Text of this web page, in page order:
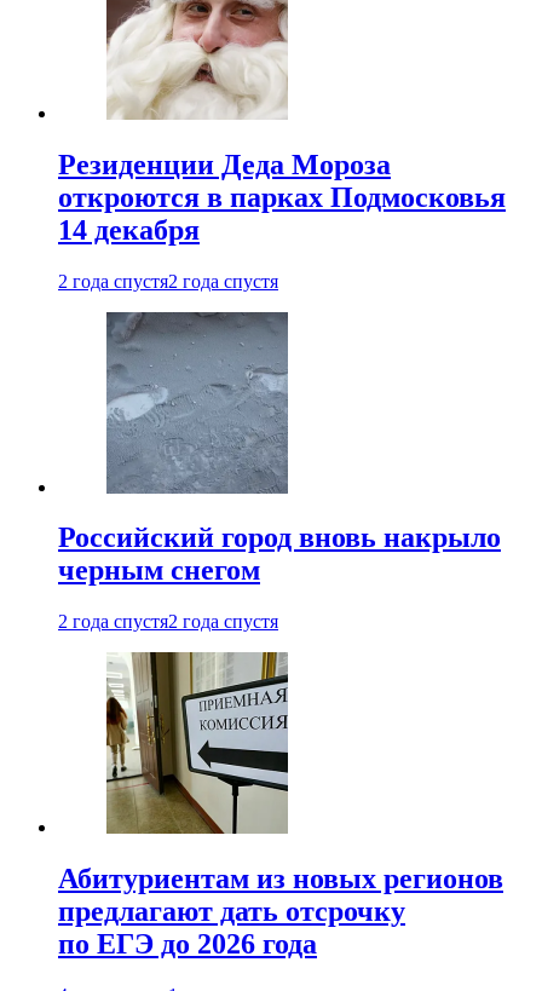
Резиденции Деда Мороза
откроются в парках Подмосковья
14 декабря
2 года спустя2 года спустя
Российский город вновь накрыло
черным снегом
2 года спустя2 года спустя
Абитуриентам из новых регионов
предлагают дать отсрочку
по ЕГЭ до 2026 года